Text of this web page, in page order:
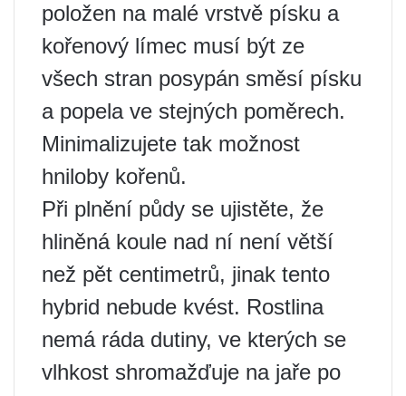
položen na malé vrstvě písku a
kořenový límec musí být ze
všech stran posypán směsí písku
a popela ve stejných poměrech.
Minimalizujete tak možnost
hniloby kořenů.
Při plnění půdy se ujistěte, že
hliněná koule nad ní není větší
než pět centimetrů, jinak tento
hybrid nebude kvést. Rostlina
nemá ráda dutiny, ve kterých se
vlhkost shromažďuje na jaře po